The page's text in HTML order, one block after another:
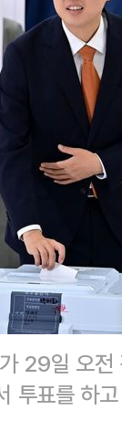
29일 오
투표를 하